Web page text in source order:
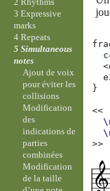
c
<
e
}
<<
>>
3 Expressive
marks
4 Repeats
5 Simultaneous
notes
Ajout de voix
pour éviter les
collisions
Modification
des
indications de
parties
combinées
Modification
de la taille